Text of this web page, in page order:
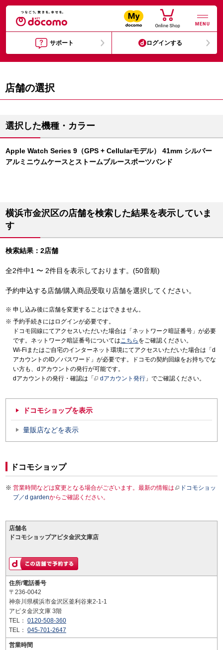
MENU
サポート ログインする
店舗の選択
選択した機種・カラー
Apple Watch Series 9（GPS + Cellularモデル） 41mm シルバー
アルミニウムケースとストームブルースポーツバンド
横浜市金沢区の店舗を検索した結果を表示していま
す
検索結果：2店舗
全2件中1 〜 2件目を表示しております。(50音順)
予約申込する店舗/購入商品受取り店舗を選択してください。
申し込み後に店舗を変更することはできません。
予約手続きにはログインが必要です。
ドコモ回線にてアクセスいただいた場合は「ネットワーク暗証番号」が必要
です。ネットワーク暗証番号についてはこちら をご確認ください。
Wi-Fiまたはご自宅のインターネット環境にてアクセスいただいた場合は「d
アカウントのID／パスワード」が必要です。ドコモの契約回線をお持ちでな
い方も、dアカウントの発行が可能です。
dアカウントの発行・確認は「
dアカウント発行 」でご確認ください。
ドコモショップを表示
量販店などを表示
ドコモショップ
営業時間などは変更となる場合がございます。最新の情報は
ドコモショッ
プ／d gardenからご確認ください。
店舗名
ドコモショップアピタ金沢文庫店
住所/電話番号
〒236-0042
神奈川県横浜市金沢区釜利谷東2-1-1
アピタ金沢文庫 3階
TEL： 0120-508-360
TEL： 045-701-2647
営業時間